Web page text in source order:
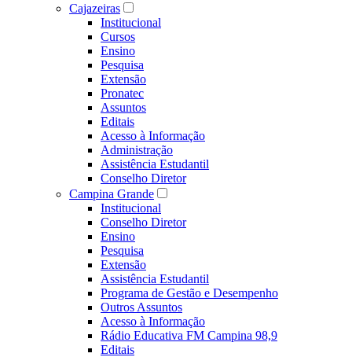
Cajazeiras
Institucional
Cursos
Ensino
Pesquisa
Extensão
Pronatec
Assuntos
Editais
Acesso à Informação
Administração
Assistência Estudantil
Conselho Diretor
Campina Grande
Institucional
Conselho Diretor
Ensino
Pesquisa
Extensão
Assistência Estudantil
Programa de Gestão e Desempenho
Outros Assuntos
Acesso à Informação
Rádio Educativa FM Campina 98,9
Editais